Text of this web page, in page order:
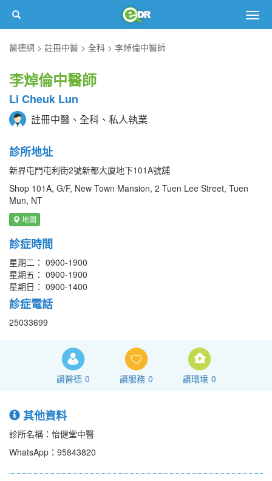
醫德網
註冊中醫 全科 李焯倫中醫師
李焯倫中醫師
Li Cheuk Lun
註冊中醫、全科、私人執業
診所地址
新界屯門屯利街2號新都大廈地下101A號舖
Shop 101A, G/F, New Town Mansion, 2 Tuen Lee Street, Tuen
Mun, NT
地圖
診症時間
星期二： 0900-1900
星期五： 0900-1900
星期日： 0900-1400
診症電話
25033699
讚醫德 0 讚服務 0 讚環境 0
其他資料
診所名稱：怡健堂中醫
WhatsApp：95843820